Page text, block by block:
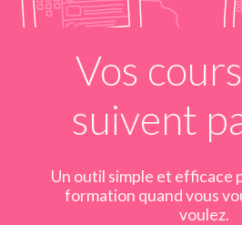
Vos
suivent
Un outil simple et efficace
formation quand vous
voulez.